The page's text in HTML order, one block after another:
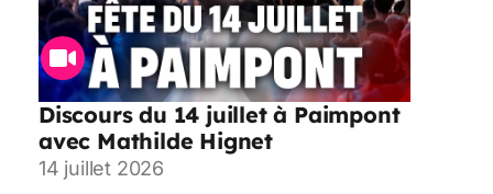
Discours du 14 juillet à Paimpont
avec Mathilde Hignet
14 juillet 2026